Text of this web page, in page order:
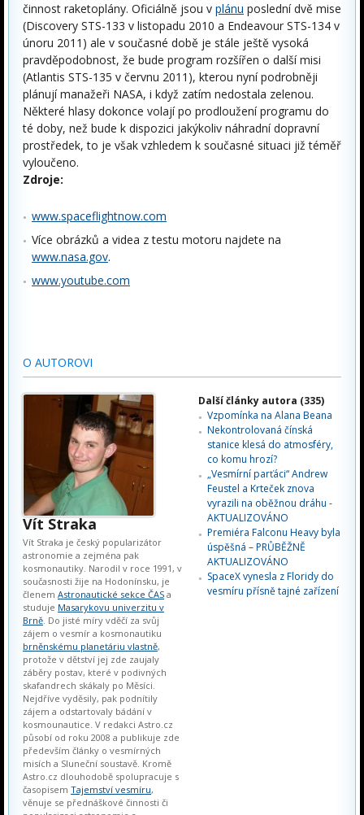
činnost raketoplány. Oficiálně jsou v plánu poslední dvě mise
(Discovery STS-133 v listopadu 2010 a Endeavour STS-134 v
únoru 2011) ale v současné době je stále ještě vysoká
pravděpodobnost, že bude program rozšířen o další misi
(Atlantis STS-135 v červnu 2011), kterou nyní podrobněji
plánují manažeři NASA, i když zatím nedostala zelenou.
Některé hlasy dokonce volají po prodloužení programu do
té doby, než bude k dispozici jakýkoliv náhradní dopravní
prostředek, to je však vzhledem k současné situaci již téměř
vyloučeno.
Zdroje:
www.spaceflightnow.com
Více obrázků a videa z testu motoru najdete na
www.nasa.gov.
www.youtube.com
O AUTOROVI
Vít Straka
Vít Straka je český popularizátor
astronomie a zejména pak
kosmonautiky. Narodil v roce 1991, v
současnosti žije na Hodonínsku, je
členem Astronautické sekce ČAS a
studuje Masarykovu univerzitu v
Brně. Do jisté míry vděčí za svůj
zájem o vesmír a kosmonautiku
brněnskému planetáriu vlastně,
protože v dětství jej zde zaujaly
záběry postav, které v podivných
skafandrech skákaly po Měsíci.
Nejdříve vyděsily, pak podnítily
zájem a odstartovaly bádání v
kosmounautice. V redakci Astro.cz
působí od roku 2008 a publikuje zde
především články o vesmírných
misích a Sluneční soustavě. Kromě
Astro.cz dlouhodobě spolupracuje s
časopisem Tajemství vesmíru,
věnuje se přednáškové činnosti či
Další články autora (335)
Vzpomínka na Alana Beana
Nekontrolovaná čínská
stanice klesá do atmosféry,
co komu hrozí?
„Vesmírní parťáci“ Andrew
Feustel a Krteček znova
vyrazili na oběžnou dráhu -
AKTUALIZOVÁNO
Premiéra Falconu Heavy byla
úspěšná – PRŮBĚŽNĚ
AKTUALIZOVÁNO
SpaceX vynesla z Floridy do
vesmíru přísně tajné zařízení